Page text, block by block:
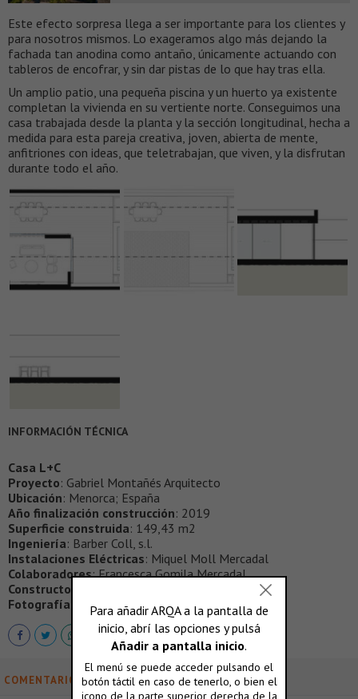
Este efecto sorpresa llega a ser importante para los clientes y
para nosotros mismos. Lo exageramos algo más dejando la
fachada tan anodina como antaño, únicamente actuando con
tableros de encofrar, y sin dar pistas de lo que hay tras ella.
Un amplio patio, una pequeña piscina y un huerto ya existente
completan la vivienda en su vertiente norte. Conseguimos una
casa trabajada desde la planta y la sección longitudinal, hecha a
medida para esta pareja creativa, joven, abierta de mente,
anfitriones con ideas, que teletrabajan, que viven, y la disfrutan
durante todo el año.
INFORMACIÓN TÉCNICA
Casa L+C
Proyecto: Gabriel Montañés Arquitecto
Ubicación: Menorca; España
Año finalización construcción: 2019
Superficie construida: 149,43 m2
Ingeniería: Barber Coll, s.l.
Instalaciones Eléctricas: Miquel Moll Mercadal
Colaboradores: Francesca Gomila Mercadal
Constructor
Fotografía
Adrià Goula
COMENTARIOS